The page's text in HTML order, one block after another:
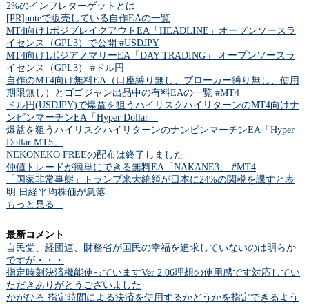
2%のインフレターゲットとは
[PR]noteで販売している自作EAの一覧
MT4向け1ポジブレイクアウトEA「HEADLINE」オープンソースラ
イセンス（GPL3）で公開 #USDJPY
MT4向け1ポジアノマリーEA「DAY TRADING」 オープンソースラ
イセンス（GPL3） #ドル円
自作のMT4向け無料EA（口座縛り無し、ブローカー縛り無し、使用
期限無し）とゴゴジャン出品中の有料EAの一覧 #MT4
ドル円(USDJPY)で爆益を狙うハイリスクハイリターンのMT4向けナ
ンピンマーチンEA「Hyper Dollar」
爆益を狙うハイリスクハイリターンのナンピンマーチンEA「Hyper
Dollar MT5」
NEKONEKO FREEの配布は終了しました
仲値トレードが簡単にできる無料EA「NAKANE3」 #MT4
「国家非常事態」トランプ米大統領が日本に24%の関税を課すと表
明 日経平均株価が急落
もっと見る...
最新コメント
自民党、経団連、財務省が国民の幸福を追求していないのは明らか
ですが・・・
指定時刻決済機能使っていますVer 2.06理想の使用感です対応してい
ただきありがとうございました
かがひろ 指定時間による決済を使用するかどうかを指定できるよう